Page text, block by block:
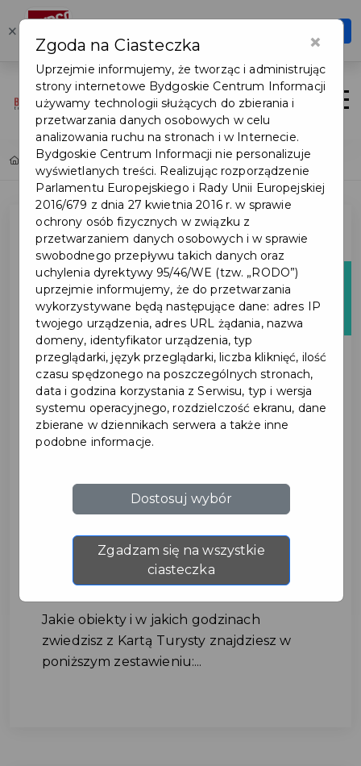
× Karta Turysty
Szybciej, wygodniej, zawsze pod ręką
Login/Rejestracja
Home Lista aktualności
maj
Karta Turysty 15 sierpnia
Jakie obiekty i w jakich godzinach
zwiedzisz z Kartą Turysty znajdziesz w
poniższym zestawieniu:...
×
Zgoda na Ciasteczka
Uprzejmie informujemy, że tworząc i administrując
strony internetowe Bydgoskie Centrum Informacji
używamy technologii służących do zbierania i
przetwarzania danych osobowych w celu
analizowania ruchu na stronach i w Internecie.
Bydgoskie Centrum Informacji nie personalizuje
wyświetlanych treści. Realizując rozporządzenie
Parlamentu Europejskiego i Rady Unii Europejskiej
2016/679 z dnia 27 kwietnia 2016 r. w sprawie
ochrony osób fizycznych w związku z
przetwarzaniem danych osobowych i w sprawie
swobodnego przepływu takich danych oraz
uchylenia dyrektywy 95/46/WE (tzw. „RODO”)
uprzejmie informujemy, że do przetwarzania
wykorzystywane będą następujące dane: adres IP
twojego urządzenia, adres URL żądania, nazwa
domeny, identyfikator urządzenia, typ
przeglądarki, język przeglądarki, liczba kliknięć, ilość
czasu spędzonego na poszczególnych stronach,
data i godzina korzystania z Serwisu, typ i wersja
systemu operacyjnego, rozdzielczość ekranu, dane
zbierane w dziennikach serwera a także inne
podobne informacje.
Dostosuj wybór
Zgadzam się na wszystkie
ciasteczka